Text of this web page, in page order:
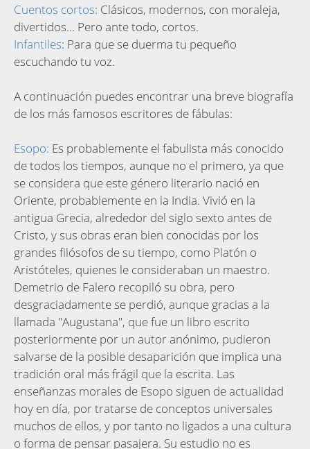
Cuentos cortos: Clásicos, modernos, con moraleja,
divertidos... Pero ante todo, cortos.
Infantiles: Para que se duerma tu pequeño
escuchando tu voz.
A continuación puedes encontrar una breve biografía
de los más famosos escritores de fábulas:
Esopo: Es probablemente el fabulista más conocido
de todos los tiempos, aunque no el primero, ya que
se considera que este género literario nació en
Oriente, probablemente en la India. Vivió en la
antigua Grecia, alrededor del siglo sexto antes de
Cristo, y sus obras eran bien conocidas por los
grandes filósofos de su tiempo, como Platón o
Aristóteles, quienes le consideraban un maestro.
Demetrio de Falero recopiló su obra, pero
desgraciadamente se perdió, aunque gracias a la
llamada "Augustana", que fue un libro escrito
posteriormente por un autor anónimo, pudieron
salvarse de la posible desaparición que implica una
tradición oral más frágil que la escrita. Las
enseñanzas morales de Esopo siguen de actualidad
hoy en día, por tratarse de conceptos universales
muchos de ellos, y por tanto no ligados a una cultura
o forma de pensar pasajera. Su estudio no es